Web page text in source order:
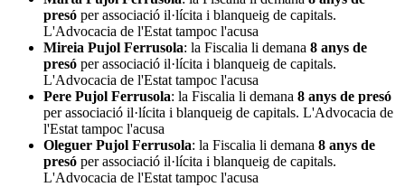
presó per associació il·lícita i blanqueig de capitals.
L'Advocacia de l'Estat tampoc l'acusa
Mireia Pujol Ferrusola: la Fiscalia li demana 8 anys de
presó per associació il·lícita i blanqueig de capitals.
L'Advocacia de l'Estat tampoc l'acusa
Pere Pujol Ferrusola: la Fiscalia li demana 8 anys de presó
per associació il·lícita i blanqueig de capitals. L'Advocacia de
l'Estat tampoc l'acusa
Oleguer Pujol Ferrusola: la Fiscalia li demana 8 anys de
presó per associació il·lícita i blanqueig de capitals.
L'Advocacia de l'Estat tampoc l'acusa